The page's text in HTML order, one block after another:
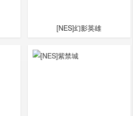
[NES]幻影英雄